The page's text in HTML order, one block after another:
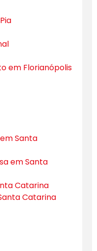
em Florianópolis
Santa
em Santa
Catarina
Catarina